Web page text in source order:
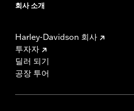
회사 소개
Harley-Davidson 회사
투자자
딜러 되기
공장 투어